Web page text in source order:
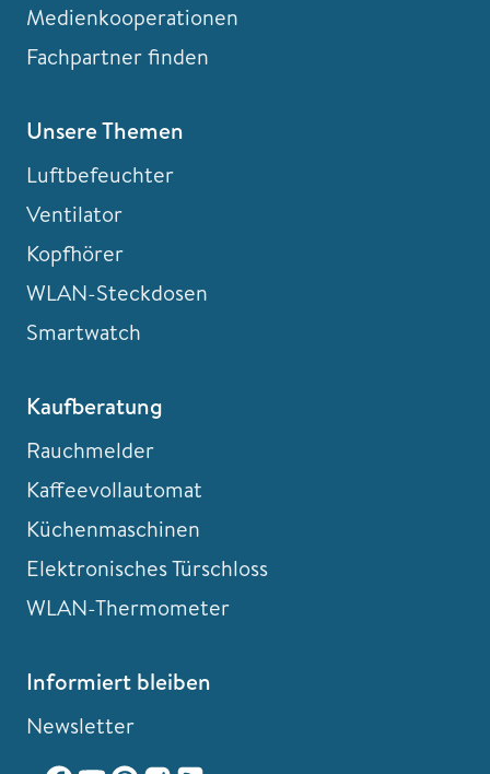
Medienkooperationen
Fachpartner finden
Unsere Themen
Luftbefeuchter
Ventilator
Kopfhörer
WLAN-Steckdosen
Smartwatch
Kaufberatung
Rauchmelder
Kaffeevollautomat
Küchenmaschinen
Elektronisches Türschloss
WLAN-Thermometer
Informiert bleiben
Newsletter